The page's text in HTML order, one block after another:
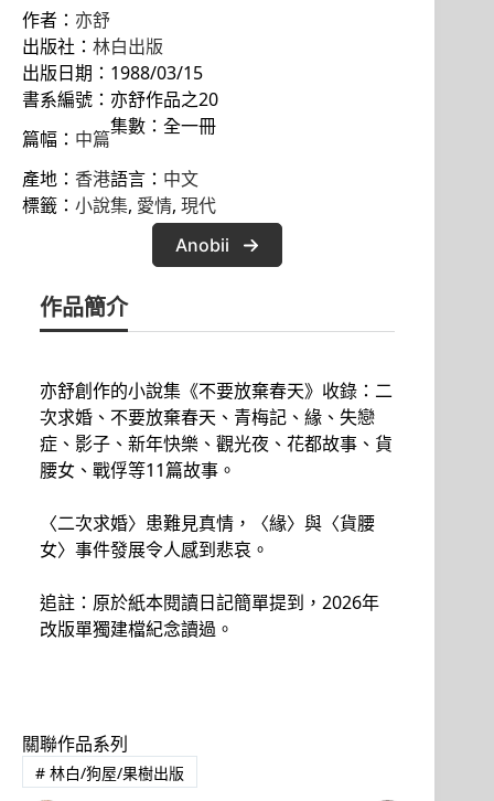
作者： 亦舒
出版社： 林白出版
出版日期：1988/03/15
書系編號：亦舒作品之20
篇幅： 中篇
集數：全一冊
產地： 香港語言： 中文
標籤： 小說集, 愛情, 現代
Anobii
作品簡介
亦舒創作的小說集《不要放棄春天》收錄：二
次求婚、不要放棄春天、青梅記、緣、失戀
症、影子、新年快樂、觀光夜、花都故事、貨
腰女、戰俘等11篇故事。
〈二次求婚〉患難見真情，〈緣〉與〈貨腰
女〉事件發展令人感到悲哀。
追註：原於紙本閱讀日記簡單提到，2026年
改版單獨建檔紀念讀過。
關聯作品系列
#林白/狗屋/果樹出版